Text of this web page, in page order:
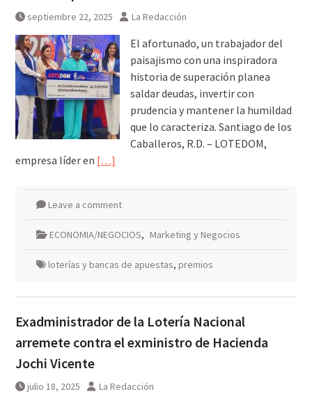
septiembre 22, 2025 La Redacción
El afortunado, un trabajador del
paisajismo con una inspiradora
historia de superación planea
saldar deudas, invertir con
prudencia y mantener la humildad
que lo caracteriza. Santiago de los
Caballeros, R.D. – LOTEDOM,
empresa líder en […]
Leave a comment
ECONOMIA/NEGOCIOS, Marketing y Negocios
loterías y bancas de apuestas, premios
Exadministrador de la Lotería Nacional
arremete contra el exministro de Hacienda
Jochi Vicente
julio 18, 2025 La Redacción